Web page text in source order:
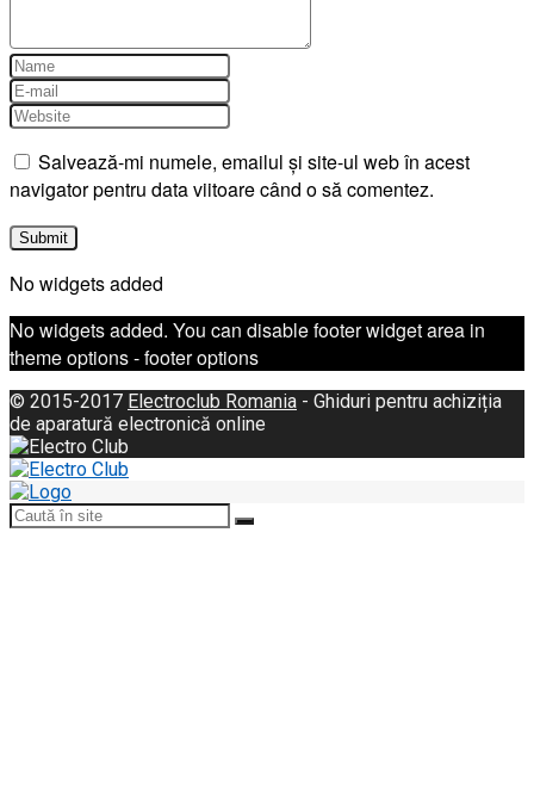
Salvează-mi numele, emailul și site-ul web în acest
navigator pentru data viitoare când o să comentez.
No widgets added
No widgets added. You can disable footer widget area in
theme options - footer options
© 2015-2017 Electroclub Romania - Ghiduri pentru achiziția
de aparatură electronică online